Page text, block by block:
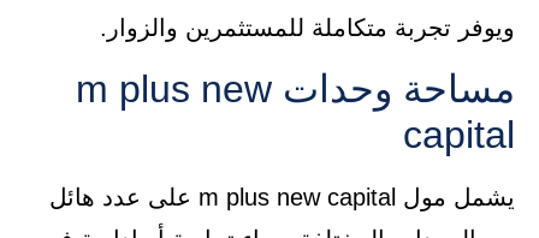
ويوفر تجربة متكاملة للمستثمرين والزوار.
مساحة وحدات m plus new
capital
يشمل مول m plus new capital على عدد هائل